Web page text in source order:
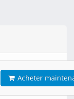
Acheter